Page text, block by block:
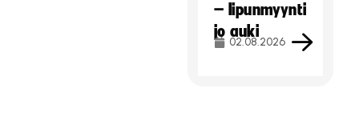
– lipunmyynti
jo auki
02.08.2026